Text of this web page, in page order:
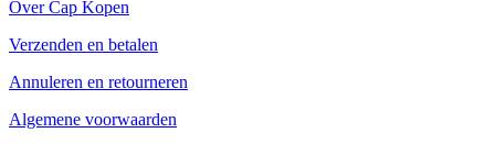
Over Cap Kopen
Verzenden en betalen
Annuleren en retourneren
Algemene voorwaarden